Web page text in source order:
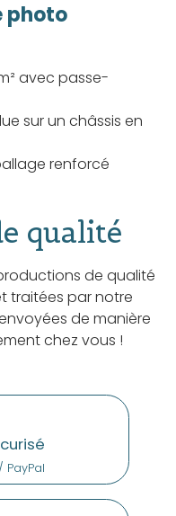
photo
avec passe-
sur un châssis en
renforcé
qualité
de qualité
traitées par notre
de manière
chez vous !